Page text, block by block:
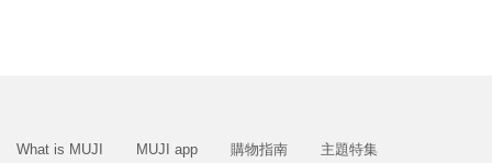
What is MUJI MUJI app 購物指南
主題特集